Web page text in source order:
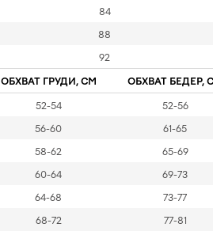
84
88
92
ОБХВАТ ГРУДИ, СМ ОБХВАТ БЕДЕР,
52-54 52-56
56-60 61-65
58-62 65-69
60-64 69-73
64-68 73-77
68-72 77-81